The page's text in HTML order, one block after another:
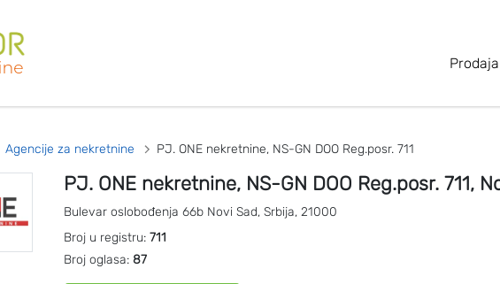
Agencije za nekretnine PJ. ONE nekretnine, NS-GN DOO Reg.posr. 711
PJ. ONE nekretnine, NS-GN DOO Reg.posr. 711,
Bulevar oslobođenja 66b Novi Sad,Srbija,21000
Broj u registru:711
Broj oglasa: 87